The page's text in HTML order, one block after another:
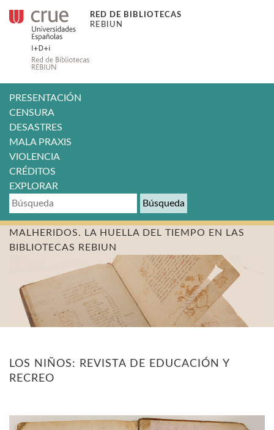
RED DE BIBLIOTECAS
REBIUN
PRESENTACIÓN
CENSURA
DESASTRES
MALA PRAXIS
VIOLENCIA
CRÉDITOS
EXPLORAR
Búsqueda
MALHERIDOS. LA HUELLA DEL TIEMPO EN LAS
BIBLIOTECAS REBIUN
LOS NIÑOS: REVISTA DE EDUCACIÓN Y
RECREO